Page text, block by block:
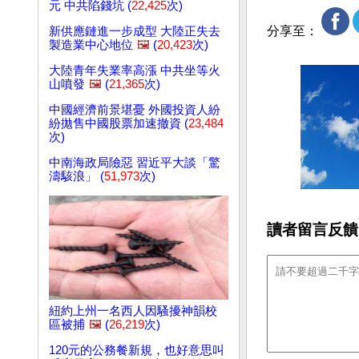
元 中共陷錢坑 (22,425次)
新供應鏈進一步成型 大陸正失去
製造業中心地位 🖼️ (20,423次)
大陸青年失業率高漲 中共坐等火
山噴發 🖼️ (21,365次)
中國經濟前景堪憂 外國投資人紛
紛拋售中國股票加速撤資 (23,484
次)
中南海政局險惡 習近平大談「驚
濤駭浪」 (51,973次)
紐約上州一名西人因騷擾神韻校
區被捕 🖼️ (26,219次)
120元的公務餐新規，也好意思叫
分享至：
讀者留言反